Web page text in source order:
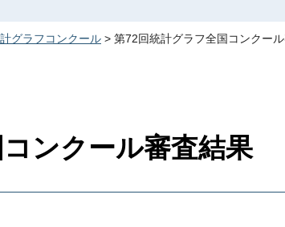
グラフコンクール > 第72回統計グラフ全国コンクー
ンクール審査結果